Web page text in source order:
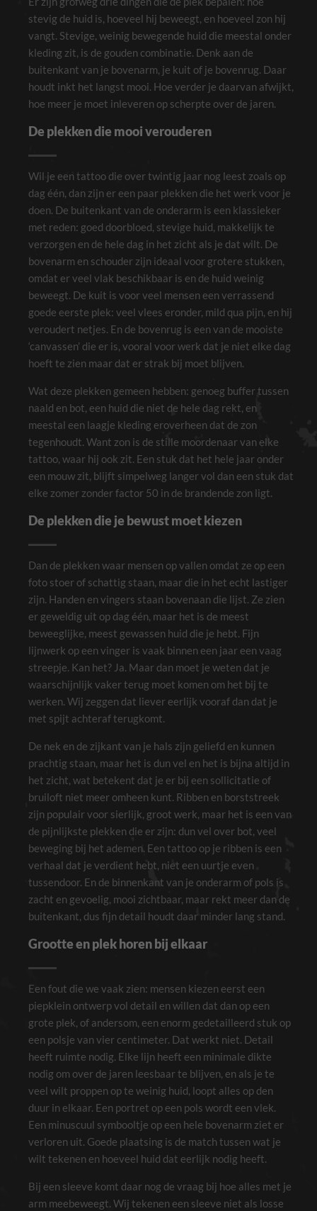
stevig de huid is, hoeveel hij beweegt, en hoeveel zon hij
vangt. Stevige, weinig bewegende huid die meestal onder
kleding zit, is de gouden combinatie. Denk aan de
buitenkant van je bovenarm, je kuit of je bovenrug. Daar
houdt inkt het langst mooi. Hoe verder je daarvan afwijkt,
hoe meer je moet inleveren op scherpte over de jaren.
De plekken die mooi verouderen
Wil je een tattoo die over twintig jaar nog leest zoals op
dag één, dan zijn er een paar plekken die het werk voor je
doen. De buitenkant van de onderarm is een klassieker
met reden: goed doorbloed, stevige huid, makkelijk te
verzorgen en de hele dag in het zicht als je dat wilt. De
bovenarm en schouder zijn ideaal voor grotere stukken,
omdat er veel vlak beschikbaar is en de huid weinig
beweegt. De kuit is voor veel mensen een verrassend
goede eerste plek: veel vlees eronder, mild qua pijn, en hij
veroudert netjes. En de bovenrug is een van de mooiste
‘canvassen’ die er is, vooral voor werk dat je niet elke dag
hoeft te zien maar dat er strak bij moet blijven.
Wat deze plekken gemeen hebben: genoeg buffer tussen
naald en bot, een huid die niet de hele dag rekt, en
meestal een laagje kleding eroverheen dat de zon
tegenhoudt. Want zon is de stille moordenaar van elke
tattoo, waar hij ook zit. Een stuk dat het hele jaar onder
een mouw zit, blijft simpelweg langer vol dan een stuk dat
elke zomer zonder factor 50 in de brandende zon ligt.
De plekken die je bewust moet kiezen
Dan de plekken waar mensen op vallen omdat ze op een
foto stoer of schattig staan, maar die in het echt lastiger
zijn. Handen en vingers staan bovenaan die lijst. Ze zien
er geweldig uit op dag één, maar het is de meest
beweeglijke, meest gewassen huid die je hebt. Fijn
lijnwerk op een vinger is vaak binnen een jaar een vaag
streepje. Kan het? Ja. Maar dan moet je weten dat je
waarschijnlijk vaker terug moet komen om het bij te
werken. Wij zeggen dat liever eerlijk vooraf dan dat je
met spijt achteraf terugkomt.
De nek en de zijkant van je hals zijn geliefd en kunnen
prachtig staan, maar het is dun vel en het is bijna altijd in
het zicht, wat betekent dat je er bij een sollicitatie of
bruiloft niet meer omheen kunt. Ribben en borststreek
zijn populair voor sierlijk, groot werk, maar het is een van
de pijnlijkste plekken die er zijn: dun vel over bot, veel
beweging bij het ademen. Een tattoo op je ribben is een
verhaal dat je verdient hebt, niet een uurtje even
tussendoor. En de binnenkant van je onderarm of pols is
zacht en gevoelig, mooi zichtbaar, maar rekt meer dan de
buitenkant, dus fijn detail houdt daar minder lang stand.
Grootte en plek horen bij elkaar
Een fout die we vaak zien: mensen kiezen eerst een
piepklein ontwerp vol detail en willen dat dan op een
grote plek, of andersom, een enorm gedetailleerd stuk op
een polsje van vier centimeter. Dat werkt niet. Detail
heeft ruimte nodig. Elke lijn heeft een minimale dikte
nodig om over de jaren leesbaar te blijven, en als je te
veel wilt proppen op te weinig huid, loopt alles op den
duur in elkaar. Een portret op een pols wordt een vlek.
Een minuscuul symbooltje op een hele bovenarm ziet er
verloren uit. Goede plaatsing is de match tussen wat je
wilt tekenen en hoeveel huid dat eerlijk nodig heeft.
Bij een sleeve komt daar nog de vraag bij hoe alles met je
arm meebeweegt. Wij tekenen een sleeve niet als losse